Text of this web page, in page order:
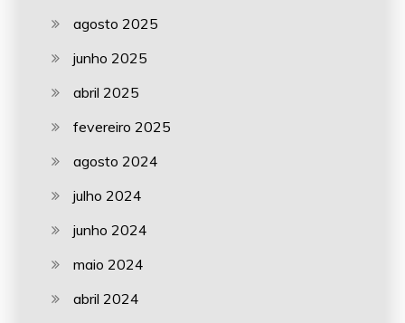
agosto 2025
junho 2025
abril 2025
fevereiro 2025
agosto 2024
julho 2024
junho 2024
maio 2024
abril 2024